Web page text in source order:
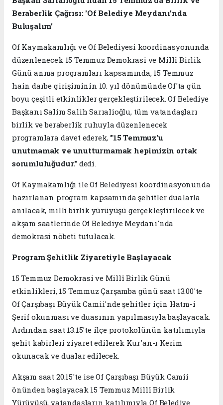
Beraberlik Çağrısı: 'Of Belediye Meydanı'nda
Buluşalım'
Of Kaymakamlığı ve Of Belediyesi koordinasyonunda
düzenlenecek 15 Temmuz Demokrasi ve Millî Birlik
Günü anma programları kapsamında, 15 Temmuz
hain darbe girişiminin 10. yıl dönümünde Of'ta gün
boyu çeşitli etkinlikler gerçekleştirilecek. Of Belediye
Başkanı Salim Salih Sarıalioğlu, tüm vatandaşları
birlik ve beraberlik ruhuyla düzenlenecek
programlara davet ederek, "15 Temmuz'u
unutmamak ve unutturmamak hepimizin ortak
sorumluluğudur." dedi.
Of Kaymakamlığı ile Of Belediyesi koordinasyonunda
hazırlanan program kapsamında şehitler dualarla
anılacak, milli birlik yürüyüşü gerçekleştirilecek ve
akşam saatlerinde Of Belediye Meydanı'nda
demokrasi nöbeti tutulacak.
Program Şehitlik Ziyaretiyle Başlayacak
15 Temmuz Demokrasi ve Millî Birlik Günü
etkinlikleri, 15 Temmuz Çarşamba günü saat 13.00'te
Of Çarşıbaşı Büyük Camii'nde şehitler için Hatm-i
Şerif okunması ve duasının yapılmasıyla başlayacak.
Ardından saat 13.15'te ilçe protokolünün katılımıyla
şehit kabirleri ziyaret edilerek Kur'an-ı Kerim
okunacak ve dualar edilecek.
Akşam saat 20.15'te ise Of Çarşıbaşı Büyük Camii
önünden başlayacak 15 Temmuz Millî Birlik
Yürüyüşü, vatandaşların katılımıyla Of Belediye